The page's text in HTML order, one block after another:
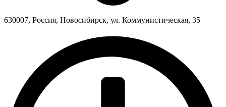
630007, Россия, Новосибирск, ул. Коммунистическая, 35